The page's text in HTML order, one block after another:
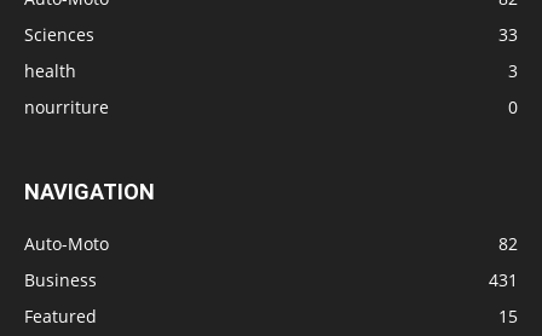
Sciences
33
health
3
nourriture
0
NAVIGATION
Auto-Moto
82
Business
431
Featured
15